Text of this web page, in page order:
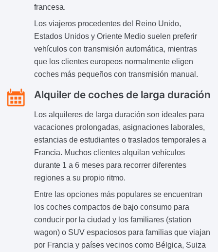
francesa.
Los viajeros procedentes del Reino Unido,
Estados Unidos y Oriente Medio suelen preferir
vehículos con transmisión automática, mientras
que los clientes europeos normalmente eligen
coches más pequeños con transmisión manual.
Alquiler de coches de larga duración
Los alquileres de larga duración son ideales para
vacaciones prolongadas, asignaciones laborales,
estancias de estudiantes o traslados temporales a
Francia. Muchos clientes alquilan vehículos
durante 1 a 6 meses para recorrer diferentes
regiones a su propio ritmo.
Entre las opciones más populares se encuentran
los coches compactos de bajo consumo para
conducir por la ciudad y los familiares (station
wagon) o SUV espaciosos para familias que viajan
por Francia y países vecinos como Bélgica, Suiza